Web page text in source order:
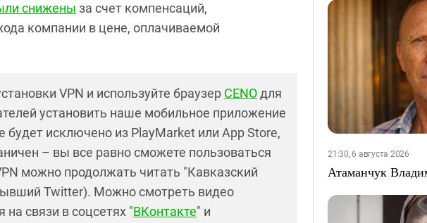
снижены за счет компенсаций,
компании в цене, оплачиваемой
VPN и используйте браузер CENOдля
установить наше мобильное приложение
будет исключено из PlayMarket или App Store,
– вы все равно сможете пользоваться
можно продолжать читать "Кавказский
Twitter). Можно смотреть видео
на связи в соцсетях "ВКонтакте" и
21:30, 6 августа 2026
Атаманчук